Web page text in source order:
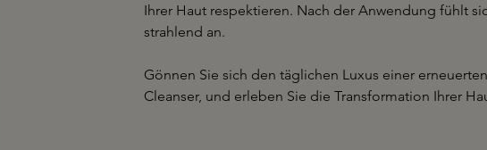
Ihrer Haut respektieren. Nach der Anwendung fühlt
strahlend an.
Gönnen Sie sich den täglichen Luxus einer
Cleanser, und erleben Sie die Transformation Ihrer